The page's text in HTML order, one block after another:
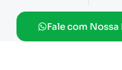
Fale com Nossa